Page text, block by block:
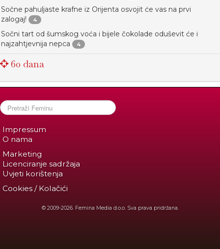
Sočne pahuljaste krafne iz Orijenta osvojit će vas na prvi
zalogaj!
4
Sočni tart od šumskog voća i bijele čokolade oduševit će i
najzahtjevnija nepca
4
60 dana
Impressum
O nama
Marketing
Licenciranje sadržaja
Uvjeti korištenja
Cookies / Kolačići
© 2009-2026. Femina Media d.o.o. Sva prava pridržana.